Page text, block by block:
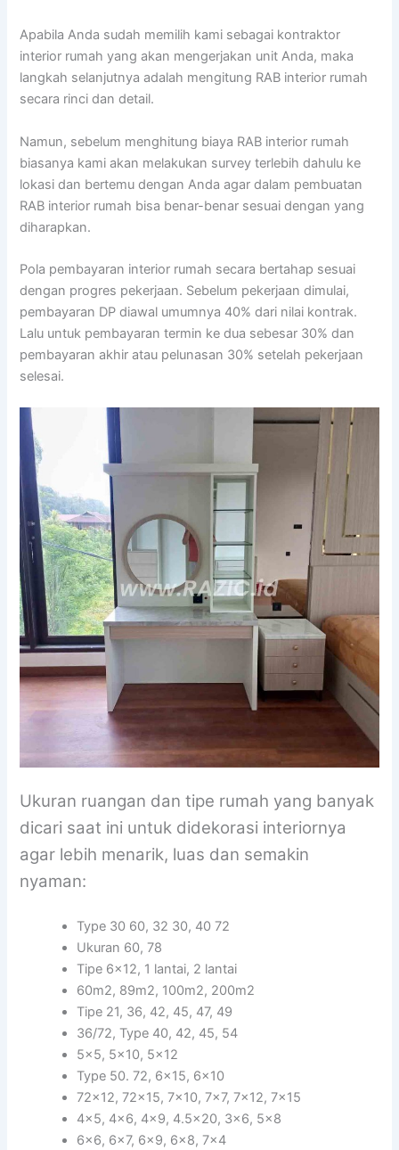
Apabila Anda sudah memilih kami sebagai kontraktor
interior rumah yang akan mengerjakan unit Anda, maka
langkah selanjutnya adalah mengitung RAB interior rumah
secara rinci dan detail.
Namun, sebelum menghitung biaya RAB interior rumah
biasanya kami akan melakukan survey terlebih dahulu ke
lokasi dan bertemu dengan Anda agar dalam pembuatan
RAB interior rumah bisa benar-benar sesuai dengan yang
diharapkan.
Pola pembayaran interior rumah secara bertahap sesuai
dengan progres pekerjaan. Sebelum pekerjaan dimulai,
pembayaran DP diawal umumnya 40% dari nilai kontrak.
Lalu untuk pembayaran termin ke dua sebesar 30% dan
pembayaran akhir atau pelunasan 30% setelah pekerjaan
selesai.
Ukuran ruangan dan tipe rumah yang banyak
dicari saat ini untuk didekorasi interiornya
agar lebih menarik, luas dan semakin
nyaman:
Type 30 60, 32 30, 40 72
Ukuran 60, 78
Tipe 6×12, 1 lantai, 2 lantai
60m2, 89m2, 100m2, 200m2
Tipe 21, 36, 42, 45, 47, 49
36/72, Type 40, 42, 45, 54
5×5, 5×10, 5×12
Type 50. 72, 6×15, 6×10
72×12, 72×15, 7×10, 7×7, 7×12, 7×15
4×5, 4×6, 4×9, 4.5×20, 3×6, 5×8
6×6, 6×7, 6×9, 6×8, 7×4